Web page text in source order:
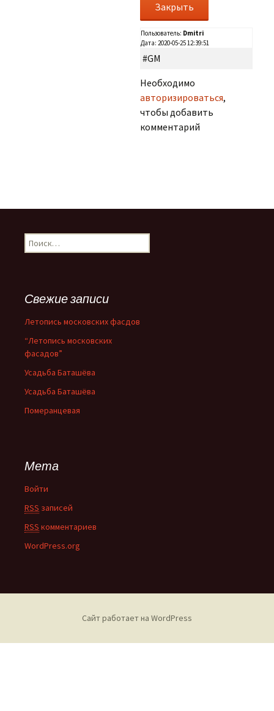
Пользователь: Dmitri
Дата: 2020-05-25 12:39:51
#GM
Необходимо
авторизироваться,
чтобы добавить
комментарий
Н
а
:Свежие записи
Летопись московских фасдов
“Летопись московских
фасадов”
Усадьба Баташёва
Усадьба Баташёва
Померанцевая
Мета
Войти
RSS записей
RSS комментариев
WordPress.org
Сайт работает на WordPress